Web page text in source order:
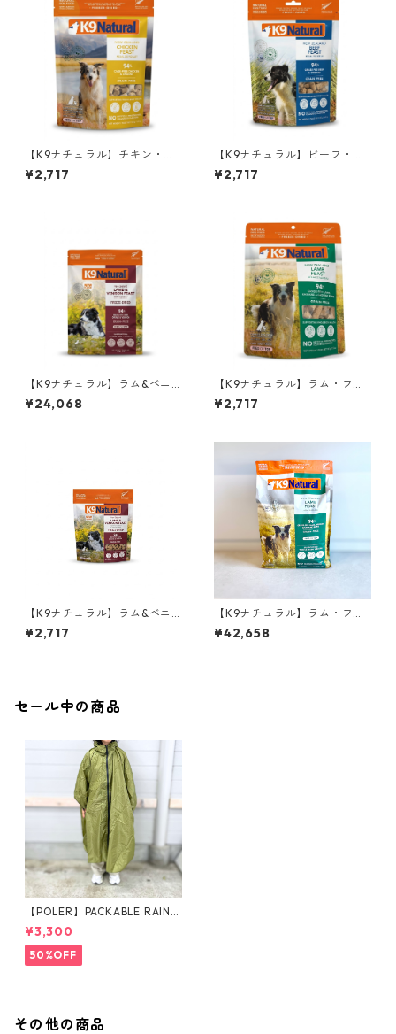
【K9ナチュラル】チキン・フ
ィースト 100g
¥2,717
【K9ナチュラル】ビーフ・フ
ィースト 100g
¥2,717
【K9ナチュラル】ラム&ベニ
ソン・フィースト 1.8kg
¥24,068
【K9ナチュラル】ラム・フィ
ースト 100g
¥2,717
【K9ナチュラル】ラム&ベニ
ソン・フィースト 100g
¥2,717
【K9ナチュラル】ラム・フィ
ースト 3.6kg
¥42,658
セール中の商品
【POLER】PACKABLE RAIN P
ONCHO
¥3,300
50%OFF
その他の商品